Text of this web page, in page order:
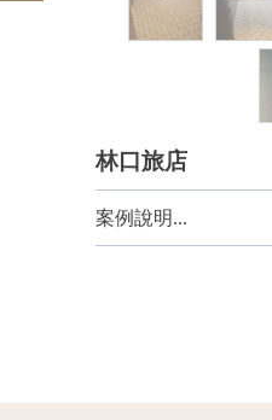
林口旅店
案例說明...